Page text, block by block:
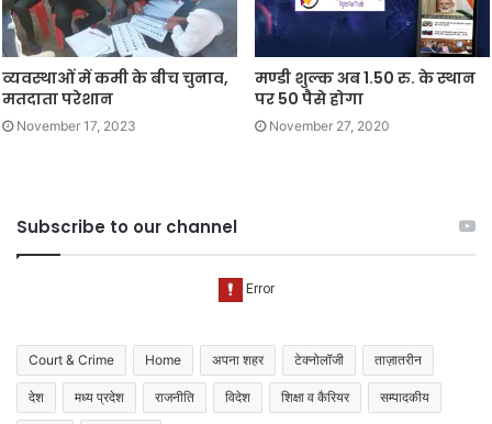
व्यवस्थाओं में कमी के बीच चुनाव,
मतदाता परेशान
November 17, 2023
मण्डी शुल्क अब 1.50 रु. के स्थान
पर 50 पैसे होगा
November 27, 2020
Subscribe to our channel
Court & Crime Home अपना शहर टेक्नोलॉजी ताज़ातरीन
देश मध्य प्रदेश राजनीति विदेश शिक्षा व कैरियर सम्पादकीय